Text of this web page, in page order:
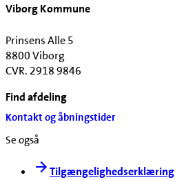
Viborg Kommune
Prinsens Alle 5
8800 Viborg
CVR. 2918 9846
Find afdeling
Kontakt og åbningstider
Se også
Tilgængelighedserklæring